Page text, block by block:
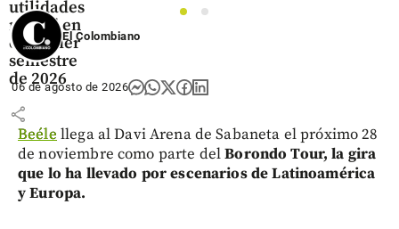
utilidades
récord en
el primer
semestre
de 2026
share
1
2
El Colombiano
06 de agosto de 2026
Beéle llega al Davi Arena de Sabaneta el próximo 28
de noviembre como parte delBorondo Tour, la gira
que lo ha llevado por escenarios de Latinoamérica
y Europa.